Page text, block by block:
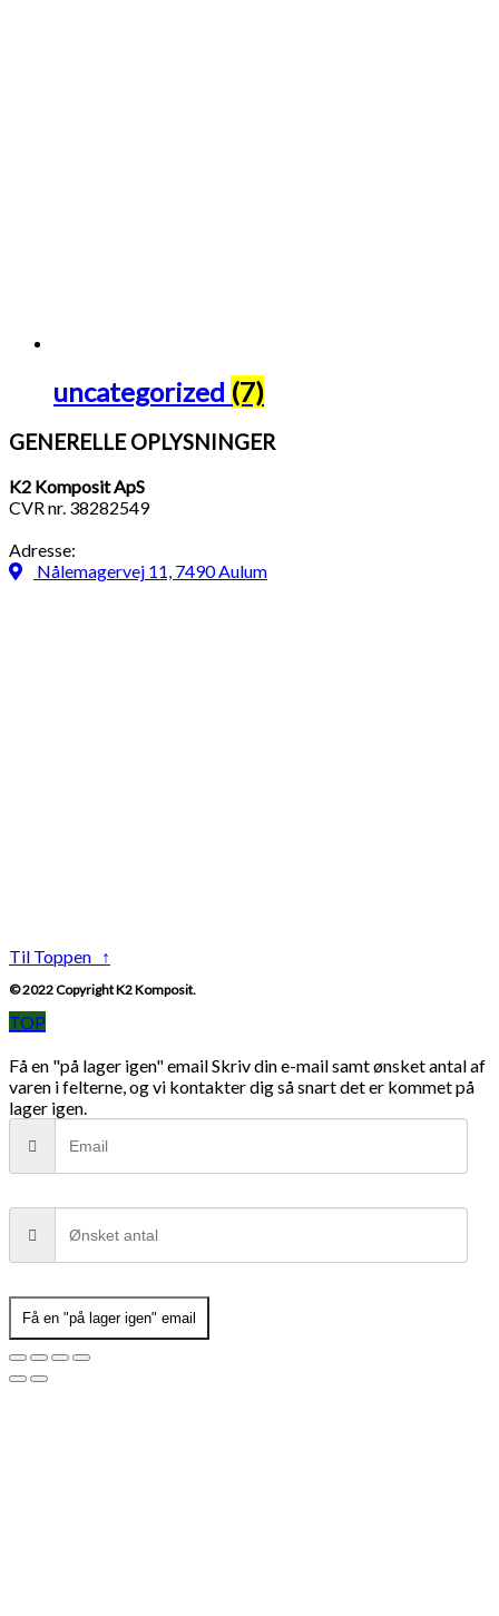
uncategorized (7)
GENERELLE OPLYSNINGER
K2 Komposit ApS
CVR nr. 38282549
Adresse:
Nålemagervej 11, 7490 Aulum
Til Toppen ↑
© 2022 Copyright K2 Komposit.
TOP
Få en "på lager igen" emailSkriv din e-mail samt ønsket antal af
varen i felterne, og vi kontakter dig så snart det er kommet på
lager igen.
Få en "på lager igen" email